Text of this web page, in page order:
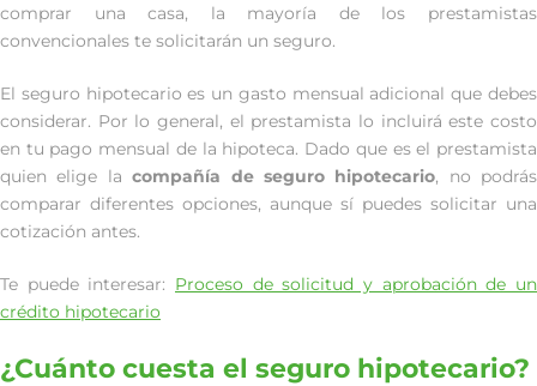
comprar una casa, la mayoría de los prestamistas
convencionales te solicitarán un seguro.
El seguro hipotecario es un gasto mensual adicional que debes
considerar. Por lo general, el prestamista lo incluirá este costo
en tu pago mensual de la hipoteca. Dado que es el prestamista
quien elige lacompañía de seguro hipotecario, no podrás
comparar diferentes opciones, aunque sí puedes solicitar una
cotización antes.
Te puede interesar: Proceso de solicitud y aprobación de un
crédito hipotecario
¿Cuánto cuesta el seguro hipotecario?